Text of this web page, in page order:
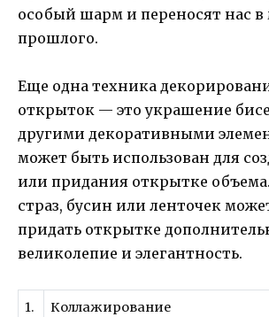
особый шарм и переносят нас
прошлого.
Еще одна техника
открыток — это украшение
другими декоративными
может быть использован для
или придания открытке
страз, бусин или ленточек
придать открытке
великолепие и элегантность.
1. Коллажирование